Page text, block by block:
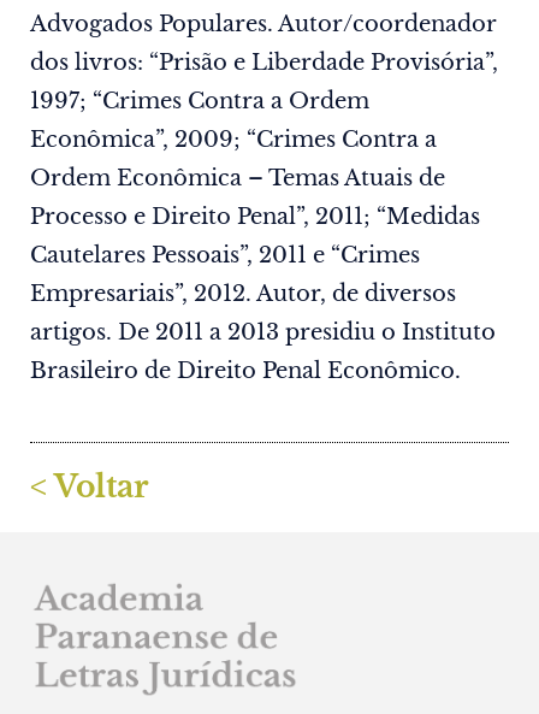
Advogados Populares. Autor/coordenador
dos livros: “Prisão e Liberdade Provisória”,
1997; “Crimes Contra a Ordem
Econômica”, 2009; “Crimes Contra a
Ordem Econômica – Temas Atuais de
Processo e Direito Penal”, 2011; “Medidas
Cautelares Pessoais”, 2011 e “Crimes
Empresariais”, 2012. Autor, de diversos
artigos. De 2011 a 2013 presidiu o Instituto
Brasileiro de Direito Penal Econômico.
< Voltar